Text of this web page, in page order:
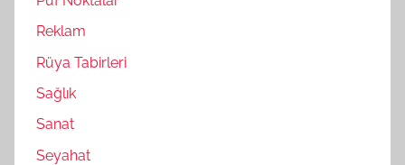
Reklam
Rüya Tabirleri
Sağlık
Sanat
Seyahat